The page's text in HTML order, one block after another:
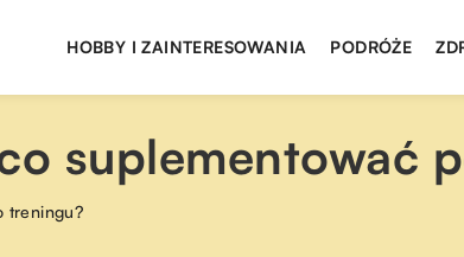
HOBBY I ZAINTERESOWANIA PODRÓŻE
suplementować
treningu?